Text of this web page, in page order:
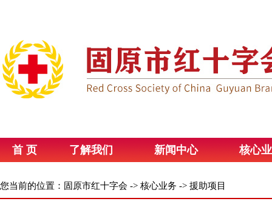
首 页 了解我们 新闻中心 核心
您当前的位置： 固原市红十字会 -> 核心业务 -> 援助项目